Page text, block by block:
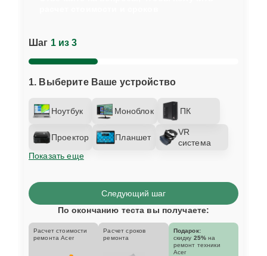
Шаг 1 из 3
1. Выберите Ваше устройство
Ноутбук Моноблок ПК
Проектор Планшет
VR
система
Показать еще
Следующий шаг
По окончанию теста вы получаете:
Расчет стоимости
ремонта Acer
Расчет сроков
ремонта
Подарок:
скидку 25% на
ремонт техники
Acer